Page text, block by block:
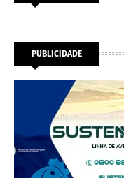
PUBLICIDADE